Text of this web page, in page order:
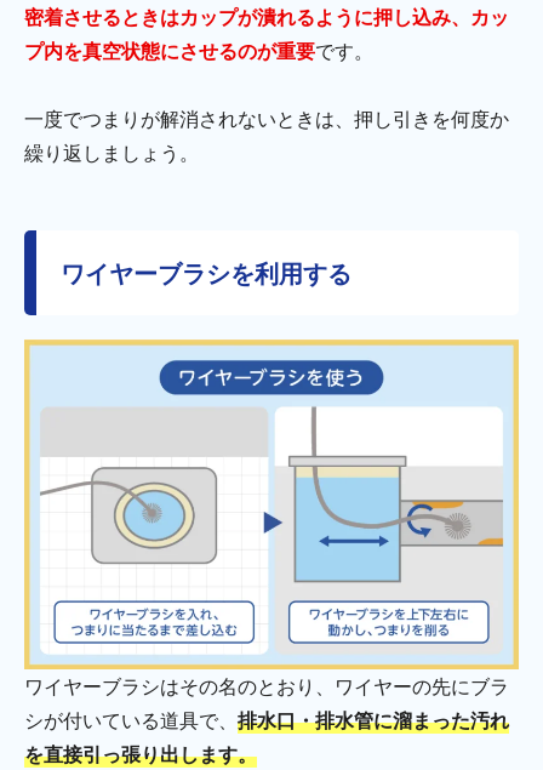
密着させるときはカップが潰れるように押し込み、カッ
プ内を真空状態にさせるのが重要です。
一度でつまりが解消されないときは、押し引きを何度か
繰り返しましょう。
ワイヤーブラシを利用する
ワイヤーブラシはその名のとおり、ワイヤーの先にブラ
シが付いている道具で、 排水口・排水管に溜まった汚れ
を直接引っ張り出します。